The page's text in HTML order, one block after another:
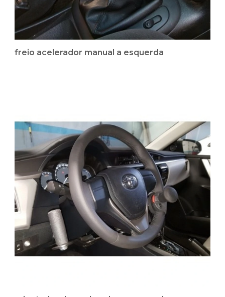
freio acelerador manual a esquerda